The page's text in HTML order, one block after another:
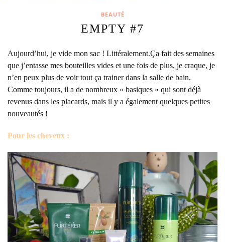
BEAUTÉ
EMPTY #7
Aujourd’hui, je vide mon sac ! Littéralement.Ça fait des semaines
que j’entasse mes bouteilles vides et une fois de plus, je craque, je
n’en peux plus de voir tout ça trainer dans la salle de bain.
Comme toujours, il a de nombreux « basiques » qui sont déjà
revenus dans les placards, mais il y a également quelques petites
nouveautés !
Pour les cheveux :